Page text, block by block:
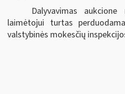
Dalyvavimas aukcione
laimėtojui turtas
valstybinės mokesčių